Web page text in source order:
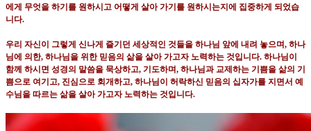
에게 무엇을 하기를 원하시고 어떻게 살아 가기를 원하시는지에 집중하게 되었습
니다.
우리 자신이 그렇게 신나게 즐기던 세상적인 것들을 하나님 앞에 내려 놓으며, 하나
님에 의한, 하나님을 위한 믿음의 삶을 살아 가고자 노력하는 것입니다. 하나님이
함께 하시면 성경의 말씀을 묵상하고, 기도하며, 하나님과 교제하는 기쁨을 삶의 기
쁨으로 여기고, 진심으로 회개하고, 하나님이 허락하신 믿음의 십자가를 지면서 예
수님을 따르는 삶을 살아 가고자 노력하는 것입니다.